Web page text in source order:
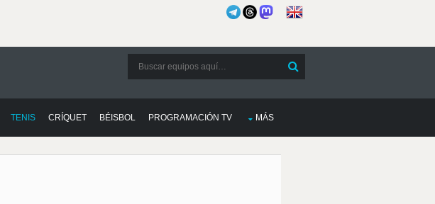
TENIS CRÍQUET BÉISBOL PROGRAMACIÓN TV MÁS